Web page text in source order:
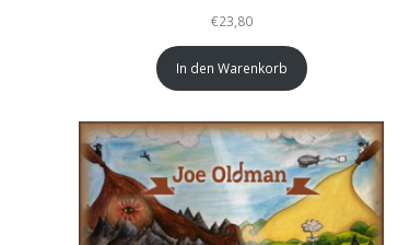
€23,80
In den Warenkorb